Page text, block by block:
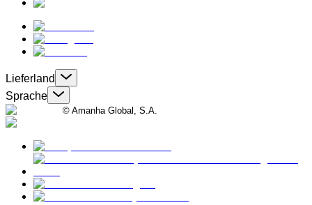
Lieferland
Sprache
© Amanha Global, S.A.